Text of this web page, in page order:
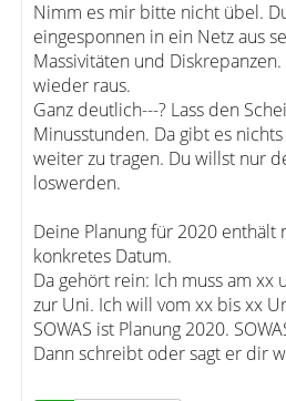
Nimm es mir bitte nicht übel.
eingesponnen in ein Netz aus
Massivitäten und
wieder raus.
Ganz deutlich---? Lass den
Minusstunden. Da gibt es
weiter zu tragen. Du willst nur
loswerden.
Deine Planung für 2020 enthält
konkretes Datum.
Da gehört rein: Ich muss am xx
zur Uni. Ich will vom xx bis xx
SOWAS ist Planung 2020.
Dann schreibt oder sagt er dir